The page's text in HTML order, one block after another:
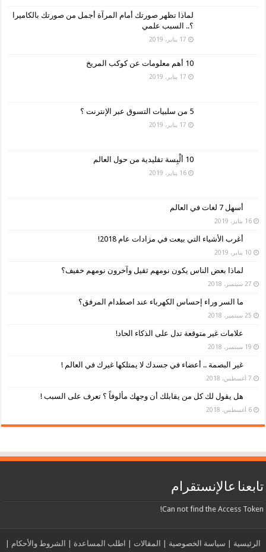
لماذا تظهر صورتك أمام المرآة أجمل من صورتك بالكاميرا
؟.. السبب علمي
17 يناير، 2019
10 أهم معلومات عن كوكب المريخ
17 يناير، 2019
5 من سلبيات التسوق عبر الإنترنت ؟
17 يناير، 2019
10 ألْبِسة تقليدية من حول العالم
16 يناير، 2019
أسهل 7 لغات في العالم
16 يناير، 2019
أغرب الأشياء التي بيعت في مزادات عام 2018!
10 يناير، 2019
لماذا بعض الناس يكون نومهم ثقيل وآخرون نومهم خفيف؟
27 سبتمبر، 2018
ما السر وراء إحساس الكهرباء عند اصطدام المرفق؟
25 سبتمبر، 2018
علامات غير متوقعة تدل على الذكاء الحاد!
19 سبتمبر، 2018
غير البصمة .. أعضاء في جسدك لا يمتلكها غيرك في العالم !
7 أغسطس، 2018
هل يقول لك كل من يقابلك أن وجهك مألوفاً ؟ تعرف على السبب !
6 أغسطس، 2018
تابعنا عالإنستقرام
Can not find the Access Token!
الرئيسية سياسة الخصوصية المقالات اطلب المساعدة الشروط والأحكام